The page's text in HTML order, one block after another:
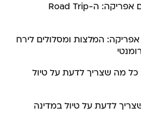
דרך הגנים בדרום אפריקה: ה-Road Trip
המלצות ומסלולים לירח
כל מה שצריך לדעת על טיול
לדעת על טיול במדינה